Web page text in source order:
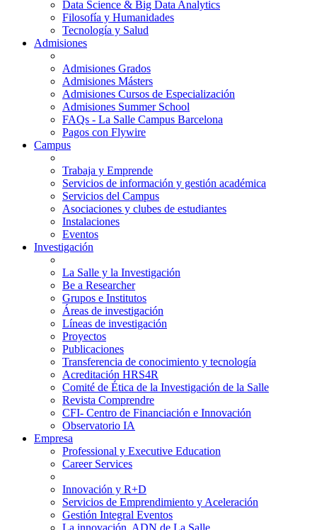
Data Science & Big Data Analytics
Filosofía y Humanidades
Tecnología y Salud
Admisiones
Admisiones Grados
Admisiones Másters
Admisiones Cursos de Especialización
Admisiones Summer School
FAQs - La Salle Campus Barcelona
Pagos con Flywire
Campus
Trabaja y Emprende
Servicios de información y gestión académica
Servicios del Campus
Asociaciones y clubes de estudiantes
Instalaciones
Eventos
Investigación
La Salle y la Investigación
Be a Researcher
Grupos e Institutos
Áreas de investigación
Líneas de investigación
Proyectos
Publicaciones
Transferencia de conocimiento y tecnología
Acreditación HRS4R
Comité de Ética de la Investigación de la Salle
Revista Comprendre
CFI- Centro de Financiación e Innovación
Observatorio IA
Empresa
Professional y Executive Education
Career Services
Innovación y R+D
Servicios de Emprendimiento y Aceleración
Gestión Integral Eventos
La innovación, ADN de La Salle